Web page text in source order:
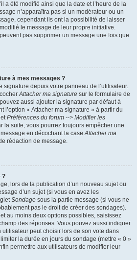
a été modifié ainsi que la date et l’heure de la
n’apparaîtra pas si un modérateur ou un
cependant ils ont la possibilité de laisser
le message de leur propre initiative.
pas supprimer un message une fois que
à mes messages ?
signature depuis votre panneau de l’utilisateur.
Attacher ma signature sur le formulaire de
aussi ajouter la signature par défaut à
l’option « Attacher ma signature » à partir du
Préférences du forum --> Modifier les
la suite, vous pourrez toujours empêcher une
en décochant la caseAttacher ma
rédaction de message.
?
lors de la publication d’un nouveau sujet ou
d’un sujet (si vous en avez les
Sondage sous la partie message (si vous ne
pas le droit de créer des sondages).
au moins deux options possibles, saisissez
des réponses. Vous pouvez aussi indiquer
utilisateur peut choisir lors de son vote dans
la durée en jours du sondage (mettre « 0 »
permettre aux utilisateurs de modifier leur